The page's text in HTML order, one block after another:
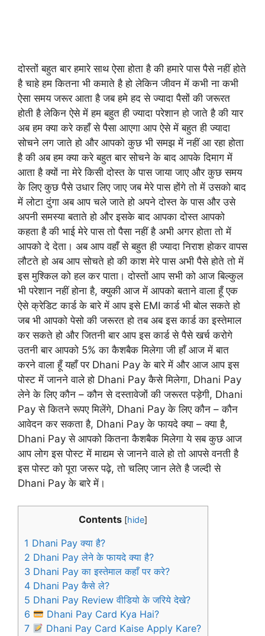
दोस्तों बहुत बार हमारे साथ ऐसा होता है की हमारे पास पैसे नहीं होते
है चाहे हम कितना भी कमाते है हो लेकिन जीवन में कभी ना कभी
ऐसा समय जरूर आता है जब हमे हद से ज्यादा पैसों की जरूरत
होती है लेकिन ऐसे में हम बहुत ही ज्यादा परेशान हो जाते है की यार
अब हम क्या करे कहाँ से पैसा आएगा आप ऐसे में बहुत ही ज्यादा
सोचने लग जाते हो और आपको कुछ भी समझ में नहीं आ रहा होता
है की अब हम क्या करे बहुत बार सोचने के बाद आपके दिमाग में
आता है क्यों ना मेरे किसी दोस्त के पास जाया जाए और कुछ समय
के लिए कुछ पैसे उधार लिए जाए जब मेरे पास होंगे तो में उसको बाद
में लोटा दुंगा अब आप चले जाते हो अपने दोस्त के पास और उसे
अपनी समस्या बताते हो और इसके बाद आपका दोस्त आपको
कहता है की भाई मेरे पास तो पैसा नहीं है अभी अगर होता तो में
आपको दे देता। अब आप वहाँ से बहुत ही ज्यादा निराश होकर वापस
लौटते हो अब आप सोचते हो की काश मेरे पास अभी पैसे होते तो में
इस मुश्किल को हल कर पाता। दोस्तों आप सभी को आज बिल्कुल
भी परेशान नहीं होना है, क्युकी आज में आपको बताने वाला हूँ एक
ऐसे क्रेडिट कार्ड के बारे में आप इसे EMI कार्ड भी बोल सकते हो
जब भी आपको पेसो की जरूरत हो तब अब इस कार्ड का इस्तेमाल
कर सकते हो और जितनी बार आप इस कार्ड से पैसे खर्च करोगे
उतनी बार आपको 5% का कैशबैक मिलेगा जी हाँ आज में बात
करने वाला हूँ यहाँ पर Dhani Pay के बारे में और आज आप इस
पोस्ट में जानने वाले हो Dhani Pay कैसे मिलेगा, Dhani Pay
लेने के लिए कौन – कौन से दस्तावेजों की जरूरत पड़ेगी, Dhani
Pay से कितने रूपए मिलेंगे, Dhani Pay के लिए कौन – कौन
आवेदन कर सकता है, Dhani Pay के फायदे क्या – क्या है,
Dhani Pay से आपको कितना कैशबैक मिलेगा ये सब कुछ आज
आप लोग इस पोस्ट में माद्यम से जानने वाले हो तो आपसे वनती है
इस पोस्ट को पूरा जरूर पढ़े, तो चलिए जान लेते है जल्दी से
Dhani Pay के बारे में।
Contents [hide]
1 Dhani Pay क्या है?
2 Dhani Pay लेने के फायदे क्या है?
3 Dhani Pay का इस्तेमाल कहाँ पर करे?
4 Dhani Pay कैसे ले?
5 Dhani Pay Review वीडियो के जरिये देखे?
6
Dhani Pay Card Kya Hai?
7
Dhani Pay Card Kaise Apply Kare?